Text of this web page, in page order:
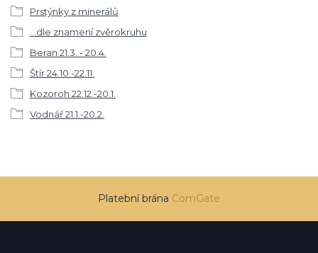
Prstýnky z minerálů
...dle znamení zvěrokruhu
Beran 21.3. - 20.4.
Štír 24.10.-22.11.
Kozoroh 22.12.-20.1.
Vodnář 21.1.-20.2.
Platební brána ComGate